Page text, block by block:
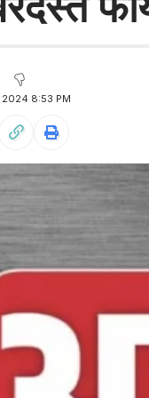
2024 8:53 PM